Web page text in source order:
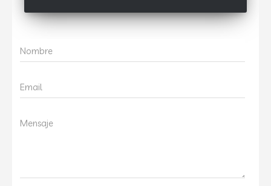
Nombre
Email
Mensaje